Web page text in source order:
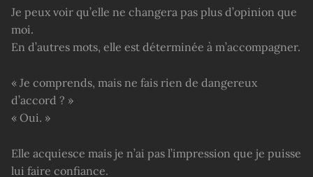
Je peux voir qu’elle ne changera pas plus d’opinion que
moi.
En d’autres mots, elle est déterminée à m’accompagner.
« Je comprends, mais ne fais rien de dangereux
d’accord ? »
« Oui. »
Elle acquiesce mais je n’ai pas l’impression que je puisse
lui faire confiance.